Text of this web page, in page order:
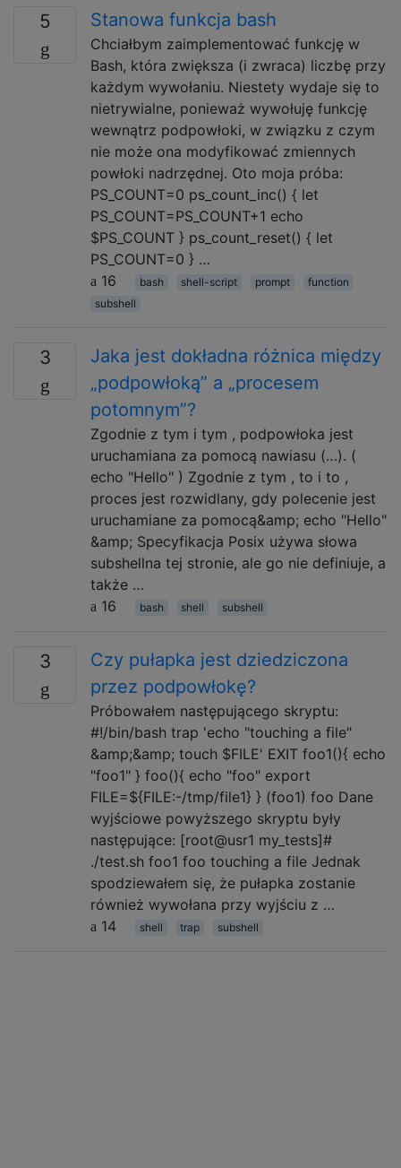
5 Stanowa funkcja bash
Chciałbym zaimplementować funkcję w
Bash, która zwiększa (i zwraca) liczbę przy
każdym wywołaniu. Niestety wydaje się to
nietrywialne, ponieważ wywołuję funkcję
wewnątrz podpowłoki, w związku z czym
nie może ona modyfikować zmiennych
powłoki nadrzędnej. Oto moja próba:
PS_COUNT=0 ps_count_inc() { let
PS_COUNT=PS_COUNT+1 echo
$PS_COUNT } ps_count_reset() { let
PS_COUNT=0 } …
16
bash shell-script prompt
function
subshell
3
Jaka jest dokładna różnica między
„podpowłoką” a „procesem
potomnym”?
Zgodnie z tym i tym , podpowłoka jest
uruchamiana za pomocą nawiasu (…). (
echo "Hello" ) Zgodnie z tym , to i to ,
proces jest rozwidlany, gdy polecenie jest
uruchamiane za pomocą&amp; echo "Hello"
&amp; Specyfikacja Posix używa słowa
subshellna tej stronie, ale go nie definiuje, a
także …
16
bash shell subshell
3
Czy pułapka jest dziedziczona
przez podpowłokę?
Próbowałem następującego skryptu:
#!/bin/bash trap 'echo "touching a file"
&amp;&amp; touch $FILE' EXIT foo1(){ echo
"foo1" } foo(){ echo "foo" export
FILE=${FILE:-/tmp/file1} } (foo1) foo Dane
wyjściowe powyższego skryptu były
następujące: [root@usr1 my_tests]#
./test.sh foo1 foo touching a file Jednak
spodziewałem się, że pułapka zostanie
również wywołana przy wyjściu z …
14
shell trap subshell